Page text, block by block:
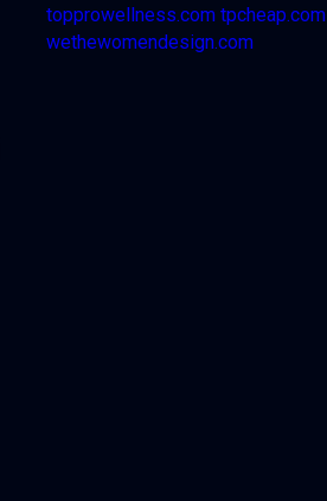
topprowellness.com tpcheap.com
wethewomendesign.com